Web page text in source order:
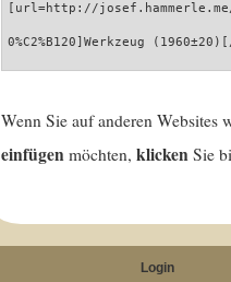
[url=http://
0%C2%B120]Werkzeug
Wenn Sie auf anderen
einfügen möchten,klicken Sie
Login